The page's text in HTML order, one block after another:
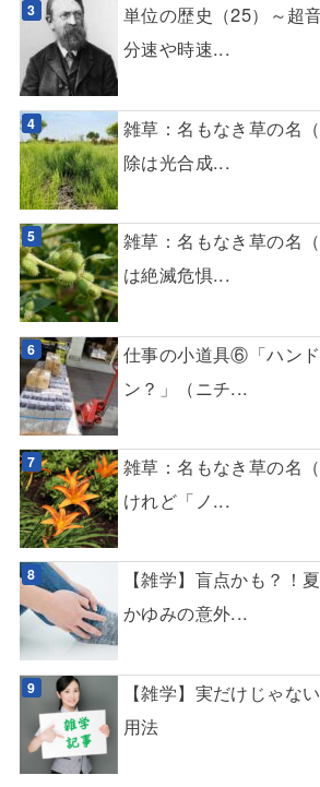
単位の歴史（25）～超
分速や時速...
雑草：名もなき草の名
除は光合成...
雑草：名もなき草の名
は絶滅危惧...
仕事の小道具⑥「ハン
ン？」（ニチ...
雑草：名もなき草の名
けれど「ノ...
【雑学】盲点かも？！
かゆみの意外...
【雑学】実だけじゃな
用法